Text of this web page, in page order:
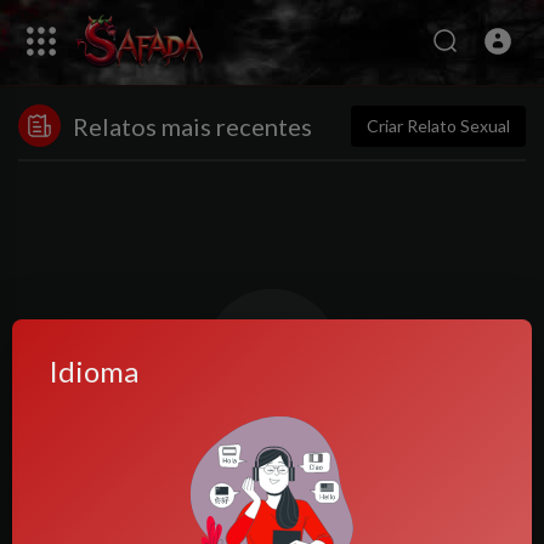
Relatos mais recentes Criar Relato Sexual
Nenhuma postagem encontrada!
Idioma